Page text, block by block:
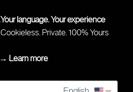
Your language. Your experience.
Cookieless. Private. 100% Yours.
Learn more →